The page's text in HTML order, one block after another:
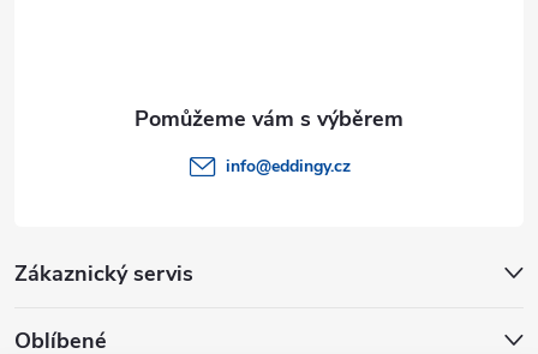
Zákaznický servis
Oblíbené
info@eddingy.cz